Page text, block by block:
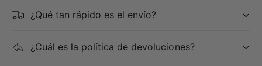
¿Qué tan rápido es el envío?
¿Cuál es la política de devoluciones?